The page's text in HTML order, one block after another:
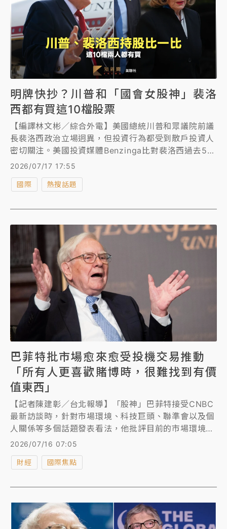
明牌快抄？川普和「國會女股神」裴洛
西都有買這10檔股票
【編譯林文彬／綜合外電】美國總統川普和眾議院前議
長裴洛西政治立場迥異，但投資行為都受到散戶投資人
密切關注。美國投資媒體Benzinga比對裴洛西過去5年
抱住不動未拋售的股票，以及川普2026年6月資產報告
揭露的投資標的，發現兩人持有的股票可能有10檔互相
重疊。
2026/07/17 17:55
國際 熱搜話題
巴菲特批市場愈來愈受投機交易推動
「所有人更喜歡賭博時，很難找到有價
值東西」
【記者陳建彰／台北報導】「股神」巴菲特接受CNBC
最新訪談時，針對市場環境、科技巨頭、聯準會以及個
人關係等多個話題發表看法，他批評目前的市場環境，
表示市場愈來愈受到投機交易推動，而不是由長期投資
價值的東西。」
2026/07/16 07:05
財經 國際焦點